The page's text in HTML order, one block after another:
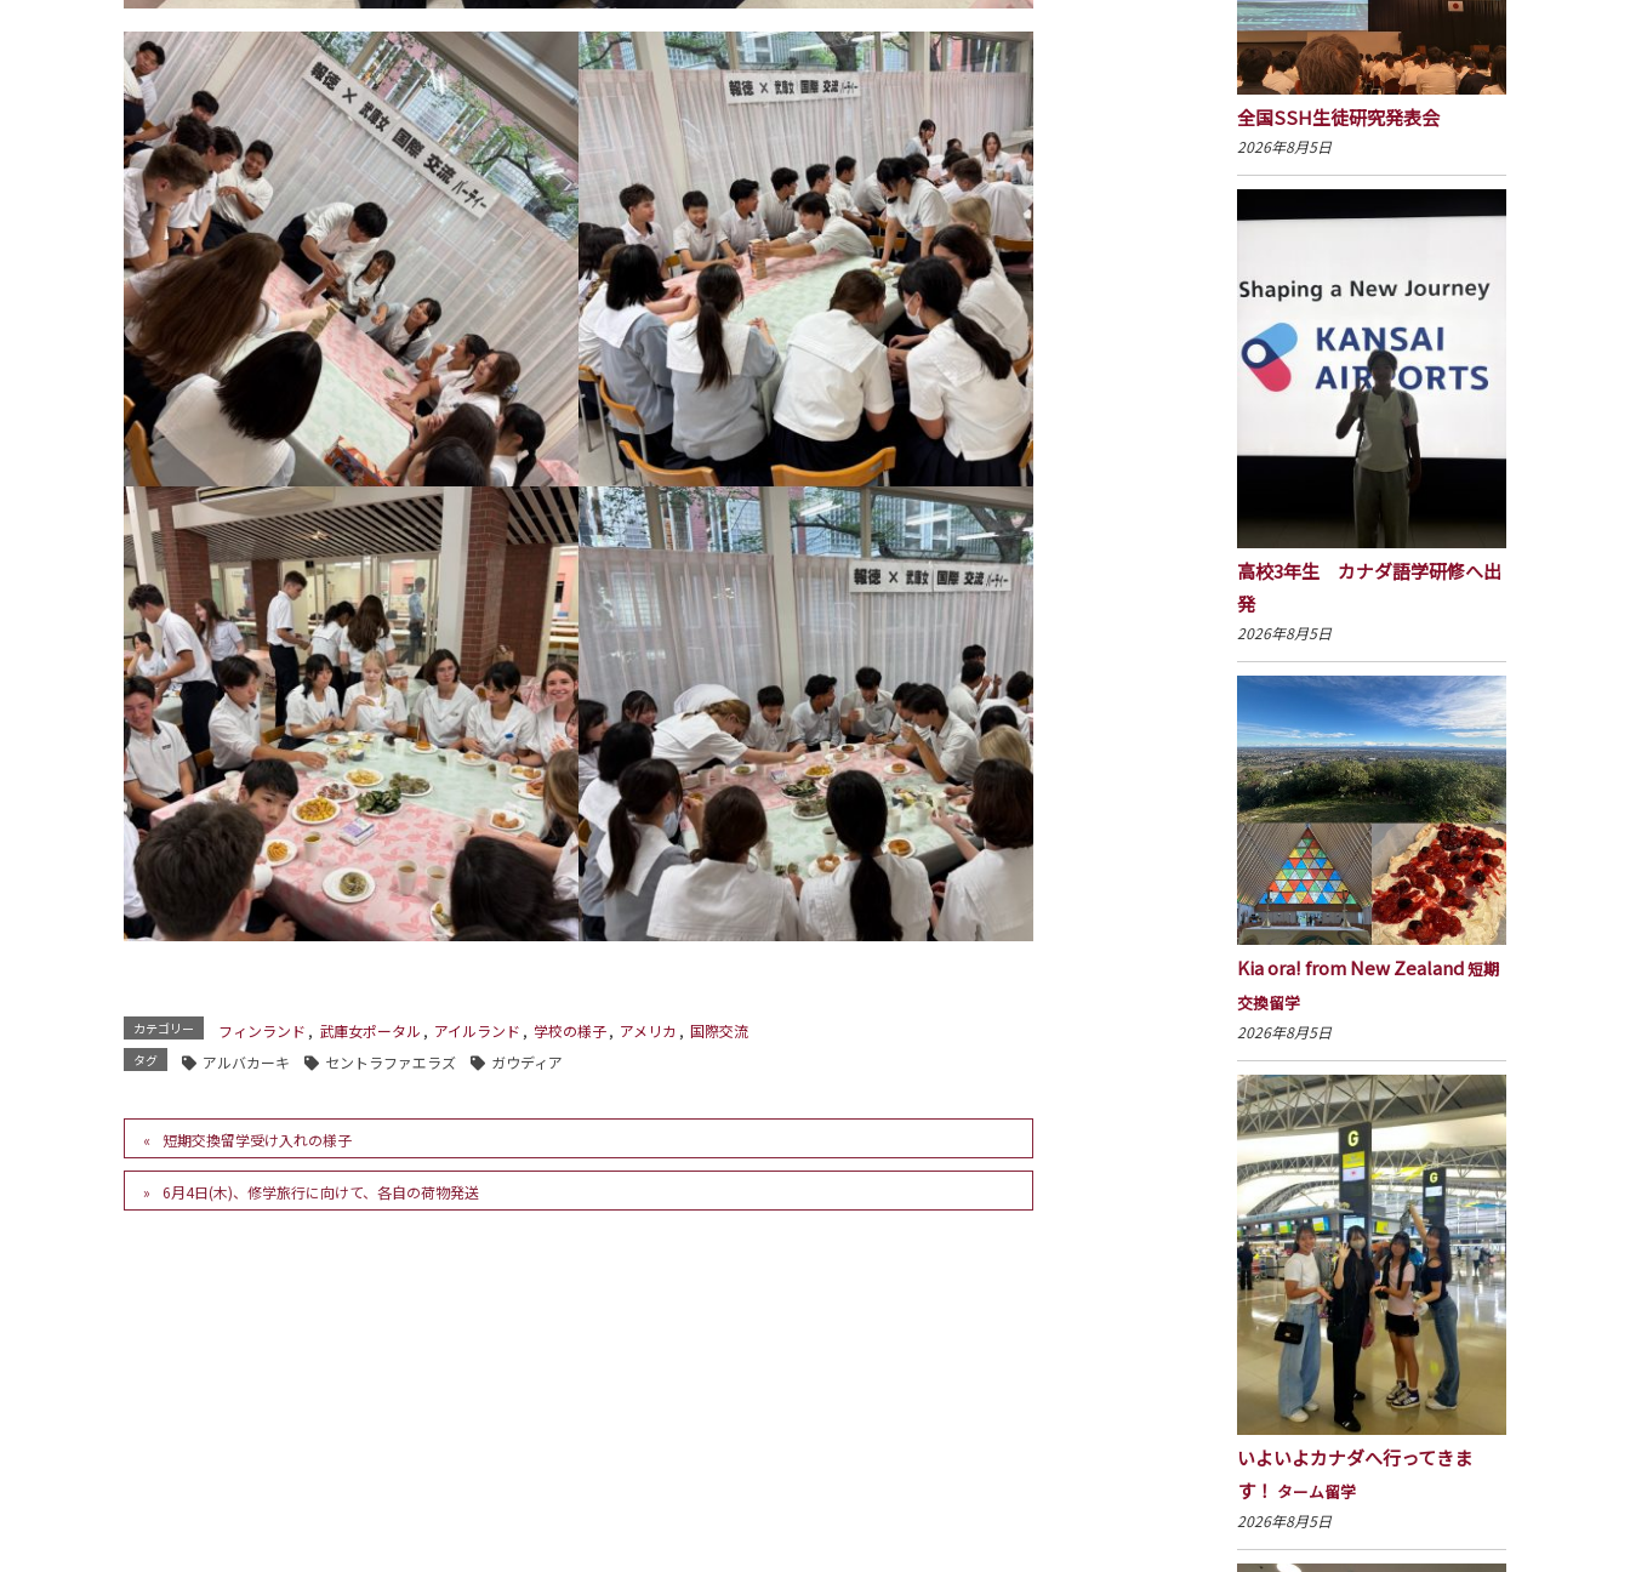
カテゴリー フィンランド , 武庫女ポータル , アイルランド , 学校の様子, アメリカ , 国際交流
タグ アルバカーキ セントラファエラズ ガウディア
短期交換留学受け入れの様子
6月4日(木)、修学旅行に向けて、各自の荷物発送
全国SSH生徒研究発表会
2026年8月5日
高校3年生 カナダ語学研修へ出
発
2026年8月5日
Kia ora! from New Zealand短期
交換留学
2026年8月5日
いよいよカナダへ行ってきま
す！ ターム留学
2026年8月5日